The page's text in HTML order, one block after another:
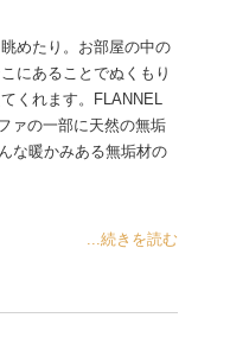
めたり。お部屋の中の
にあることでぬくもり
くれます。FLANNEL
ァの一部に天然の無垢
な暖かみある無垢材の
...続きを読む